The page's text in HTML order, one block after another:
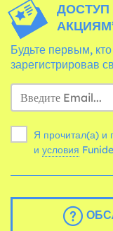
Будьте первым,
зарегистрировав
Я прочитал(а) и
и условия